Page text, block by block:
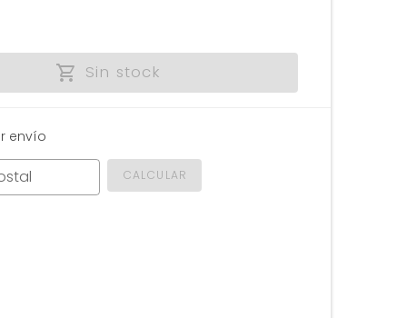
Sin stock
envío
CALCULAR